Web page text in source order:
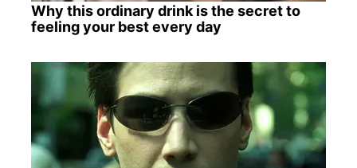
Why this ordinary drink is the secret to
feeling your best every day